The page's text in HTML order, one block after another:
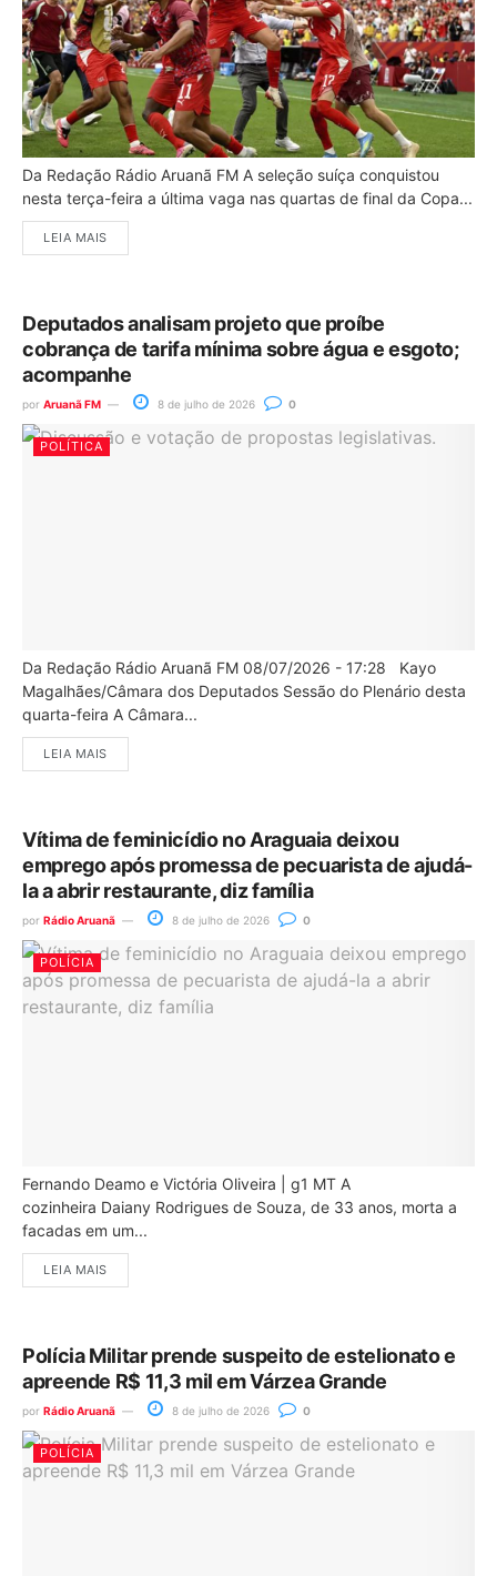
Da Redação Rádio Aruanã FM A seleção suíça conquistou
nesta terça-feira a última vaga nas quartas de final da Copa...
LEIA MAIS
Deputados analisam projeto que proíbe
cobrança de tarifa mínima sobre água e esgoto;
acompanhe
por Aruanã FM 8 de julho de 2026 0
POLÍTICA
Da Redação Rádio Aruanã FM 08/07/2026 - 17:28 Kayo
Magalhães/Câmara dos Deputados Sessão do Plenário desta
quarta-feira A Câmara...
LEIA MAIS
Vítima de feminicídio no Araguaia deixou
emprego após promessa de pecuarista de ajudá-
la a abrir restaurante, diz família
por Rádio Aruanã 8 de julho de 2026 0
POLÍCIA
Fernando Deamo e Victória Oliveira | g1 MT A
cozinheira Daiany Rodrigues de Souza, de 33 anos, morta a
facadas em um...
LEIA MAIS
Polícia Militar prende suspeito de estelionato e
apreende R$ 11,3 mil em Várzea Grande
por Rádio Aruanã 8 de julho de 2026 0
POLÍCIA